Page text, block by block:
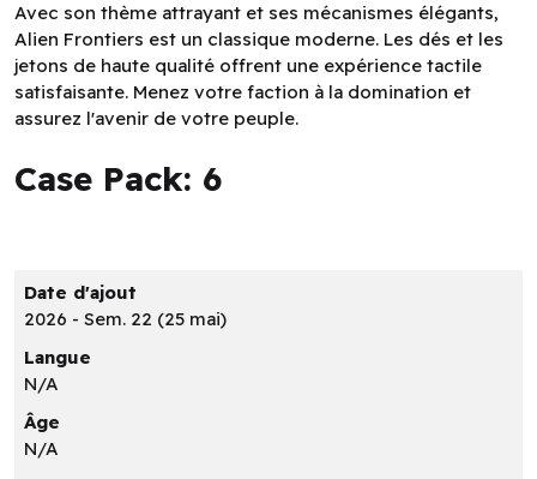
Avec son thème attrayant et ses mécanismes élégants,
Alien Frontiers est un classique moderne. Les dés et les
jetons de haute qualité offrent une expérience tactile
satisfaisante. Menez votre faction à la domination et
assurez l'avenir de votre peuple.
Case Pack: 6
Date d'ajout
2026 - Sem. 22 (25 mai)
Langue
N/A
Âge
N/A